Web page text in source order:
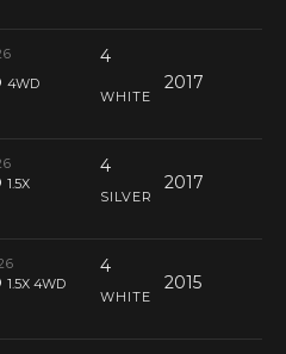
4
4WD 2017
WHITE
4
1.5X 2017
SILVER
4
1.5X 4WD 2015
WHITE